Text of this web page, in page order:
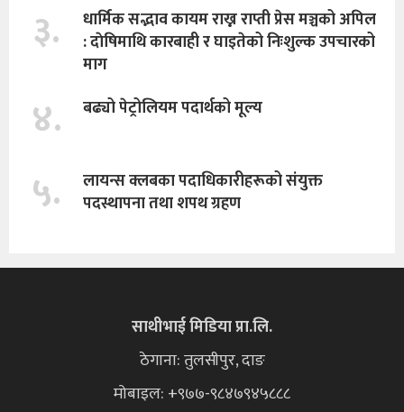
३.
धार्मिक सद्भाव कायम राख्न राप्ती प्रेस मञ्चको अपिल
: दाेषिमाथि कारबाही र घाइतेको निःशुल्क उपचारको
माग
४. बढ्यो पेट्रोलियम पदार्थको मूल्य
५.
लायन्स क्लबका पदाधिकारीहरूको संयुक्त
पदस्थापना तथा शपथ ग्रहण
साथीभाई मिडिया प्रा.लि.
ठेगाना: तुलसीपुर, दाङ
मोबाइल: +९७७-९८४७९४५८८८